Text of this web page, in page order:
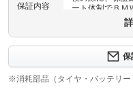
保証内容
ート体制でＢＭ
保
※消耗部品（タイヤ・バッテリー